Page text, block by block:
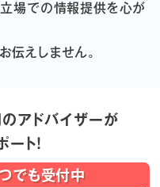
立場での情報提供を心が
伝えしません。
アドバイザーが
ート！
でも受付中